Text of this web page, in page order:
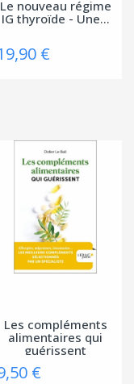
Le nouveau régime
IG thyroïde - Une...
€
Les compléments
alimentaires qui
guérissent
€